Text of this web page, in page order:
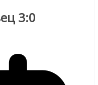
3:0